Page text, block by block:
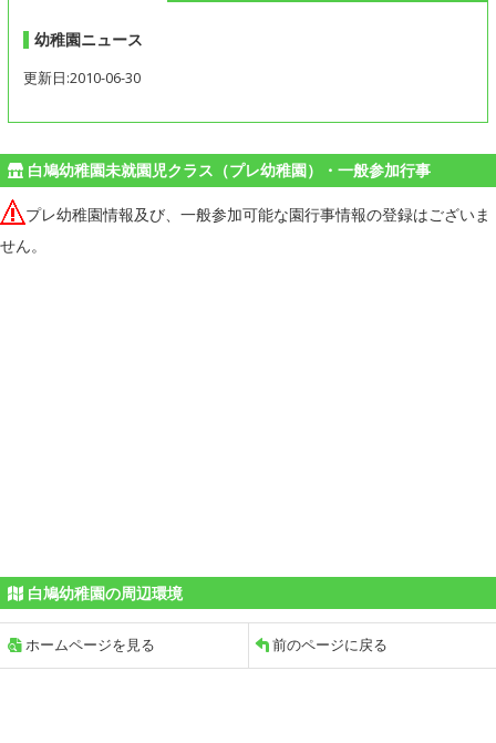
幼稚園ニュース
更新日:2010-06-30
白鳩幼稚園未就園児クラス（プレ幼稚園）・一般参加行事
プレ幼稚園情報及び、一般参加可能な園行事情報の登録はございま
せん。
白鳩幼稚園の周辺環境
ホームページを見る 前のページに戻る